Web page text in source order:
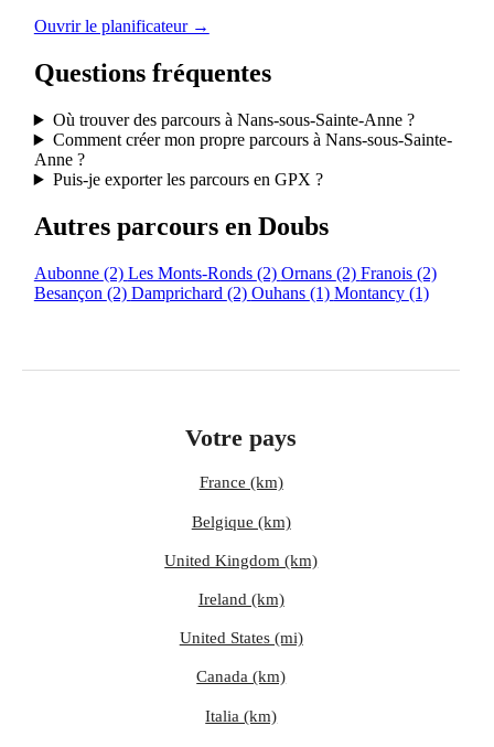
Ouvrir le planificateur →
Questions fréquentes
Où trouver des parcours à Nans-sous-Sainte-Anne ?
Comment créer mon propre parcours à Nans-sous-Sainte-
Anne ?
Puis-je exporter les parcours en GPX ?
Autres parcours en Doubs
Aubonne (2) Les Monts-Ronds (2) Ornans (2) Franois (2)
Besançon (2) Damprichard (2) Ouhans (1) Montancy (1)
Votre pays
France (km)
Belgique (km)
United Kingdom (km)
Ireland (km)
United States (mi)
Canada (km)
Italia (km)